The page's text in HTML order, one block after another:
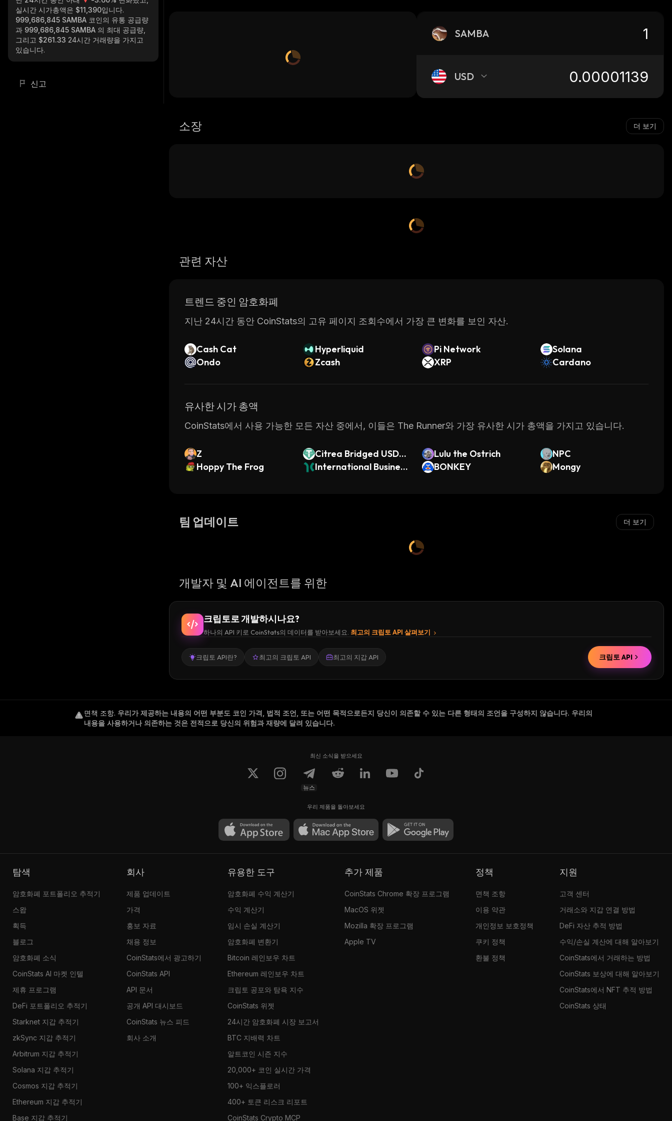
실시간 시가총액은 $11,390입니다.
999,686,845 SAMBA 코인의 유통 공급량
과 999,686,845 SAMBA 의 최대 공급량,
그리고 $261.33 24시간 거래량을 가지고
있습니다.
신고
SAMBA
USD
소장 더 보기
관련 자산
트렌드 중인 암호화폐
지난 24시간 동안 CoinStats의 고유 페이지 조회수에서 가장 큰 변화를 보인 자산.
Cash Cat Hyperliquid Pi Network
Solana
Ondo
Zcash XRP Cardano
유사한 시가 총액
CoinStats에서 사용 가능한 모든 자산 중에서, 이들은 The Runner와 가장 유사한 시가 총액을 가지고 있습니다.
Z
Citrea Bridged USDT
(Citrea)
Lulu the Ostrich
NPC
Hoppy The Frog
International Business
BONKEY Mongy
팀 업데이트 더 보기
개발자 및 AI 에이전트를 위한
크립토로 개발하시나요?
하나의 API 키로 CoinStats의 데이터를 받아보세요. 최고의 크립토 API 살펴보기
크립토 API란? 최고의 크립토 API 최고의 지갑 API 크립토 API
면책 조항. 우리가 제공하는 내용의 어떤 부분도 코인 가격, 법적 조언, 또는 어떤 목적으로든지 당신이 의존할 수 있는 다른 형태의 조언을 구성하지 않습니다. 우리의
내용을 사용하거나 의존하는 것은 전적으로 당신의 위험과 재량에 달려 있습니다.
최신 소식을 받으세요
뉴스
우리 제품을 돌아보세요
탐색
암호화폐 포트폴리오 추적기
스왑
획득
블로그
암호화폐 소식
CoinStats AI 마켓 인텔
제휴 프로그램
DeFi 포트폴리오 추적기
Starknet 지갑 추적기
zkSync 지갑 추적기
Arbitrum 지갑 추적기
Solana 지갑 추적기
Cosmos 지갑 추적기
Ethereum 지갑 추적기
Base 지갑 추적기
회사
제품 업데이트
가격
홍보 자료
채용 정보
CoinStats에서 광고하기
CoinStats API
API 문서
공개 API 대시보드
CoinStats 뉴스 피드
회사 소개
유용한 도구
암호화폐 수익 계산기
수익 계산기
임시 손실 계산기
암호화폐 변환기
Bitcoin 레인보우 차트
Ethereum 레인보우 차트
크립토 공포와 탐욕 지수
CoinStats 위젯
24시간 암호화폐 시장 보고서
BTC 지배력 차트
알트코인 시즌 지수
20,000+ 코인 실시간 가격
100+ 익스플로러
400+ 토큰 리스크 리포트
CoinStats Crypto MCP
추가 제품
CoinStats Chrome 확장 프로그램
MacOS 위젯
Mozilla 확장 프로그램
Apple TV
정책
면책 조항
이용 약관
개인정보 보호정책
쿠키 정책
환불 정책
지원
고객 센터
거래소와 지갑 연결 방법
DeFi 자산 추적 방법
수익/손실 계산에 대해 알아보기
CoinStats에서 거래하는 방법
CoinStats 보상에 대해 알아보기
CoinStats에서 NFT 추적 방법
CoinStats 상태